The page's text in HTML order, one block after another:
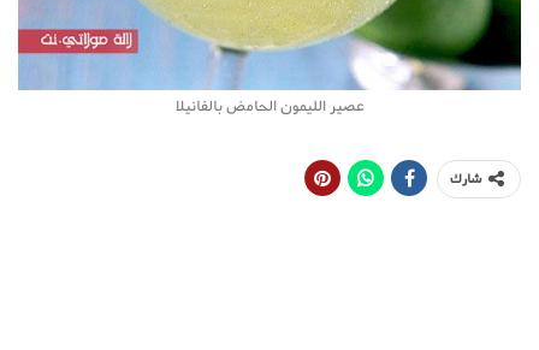
عصير الليمون الحامض بالفانيلا
شارك